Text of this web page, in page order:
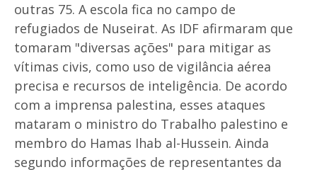
outras 75. A escola fica no campo de
refugiados de Nuseirat. As IDF afirmaram que
tomaram "diversas ações" para mitigar as
vítimas civis, como uso de vigilância aérea
precisa e recursos de inteligência. De acordo
com a imprensa palestina, esses ataques
mataram o ministro do Trabalho palestino e
membro do Hamas Ihab al-Hussein. Ainda
segundo informações de representantes da